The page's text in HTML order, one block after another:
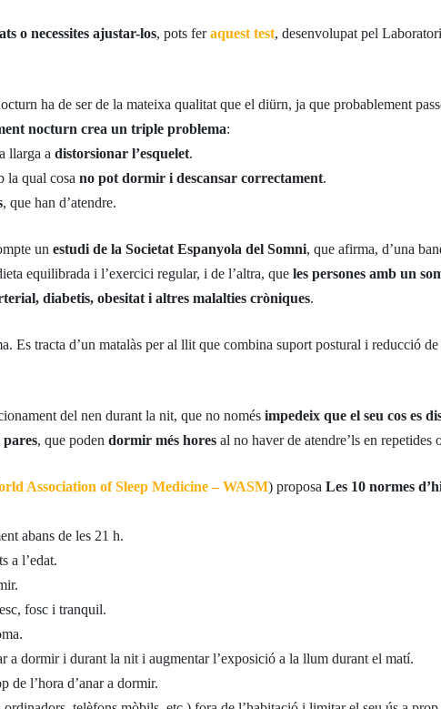
o necessites ajustar-los, pots feraquest test, desenvolupat pel
ha de ser de la mateixa qualitat que el diürn, ja que probablement
nocturn crea un triple problema:
llarga adistorsionar l’esquelet.
la qual cosano pot dormir i descansar correctament.
, que han d’atendre.
unestudi de la Societat Espanyola del Somni, que afirma, d’una
equilibrada i l’exercici regular, i de l’altra, queles persones amb un
diabetis, obesitat i altres malalties cròniques.
Es tracta d’un matalàs per al llit que combina suport postural i reducció
del nen durant la nit, que no nomésimpedeix que el seu cos es
pares, que podendormir més hores al no haver de atendre’ls en repetides
Association of Sleep Medicine – WASM) proposaLes 10 normes
abans de les 21 h.
a l’edat.
fosc i tranquil.
a dormir i durant la nit i augmentar l’exposició a la llum durant el matí.
de l’hora d’anar a dormir.